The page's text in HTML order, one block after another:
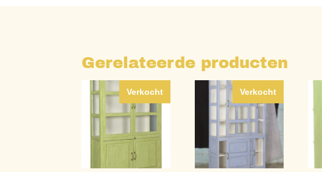
Gerelateerde producten
Verkocht Verkocht